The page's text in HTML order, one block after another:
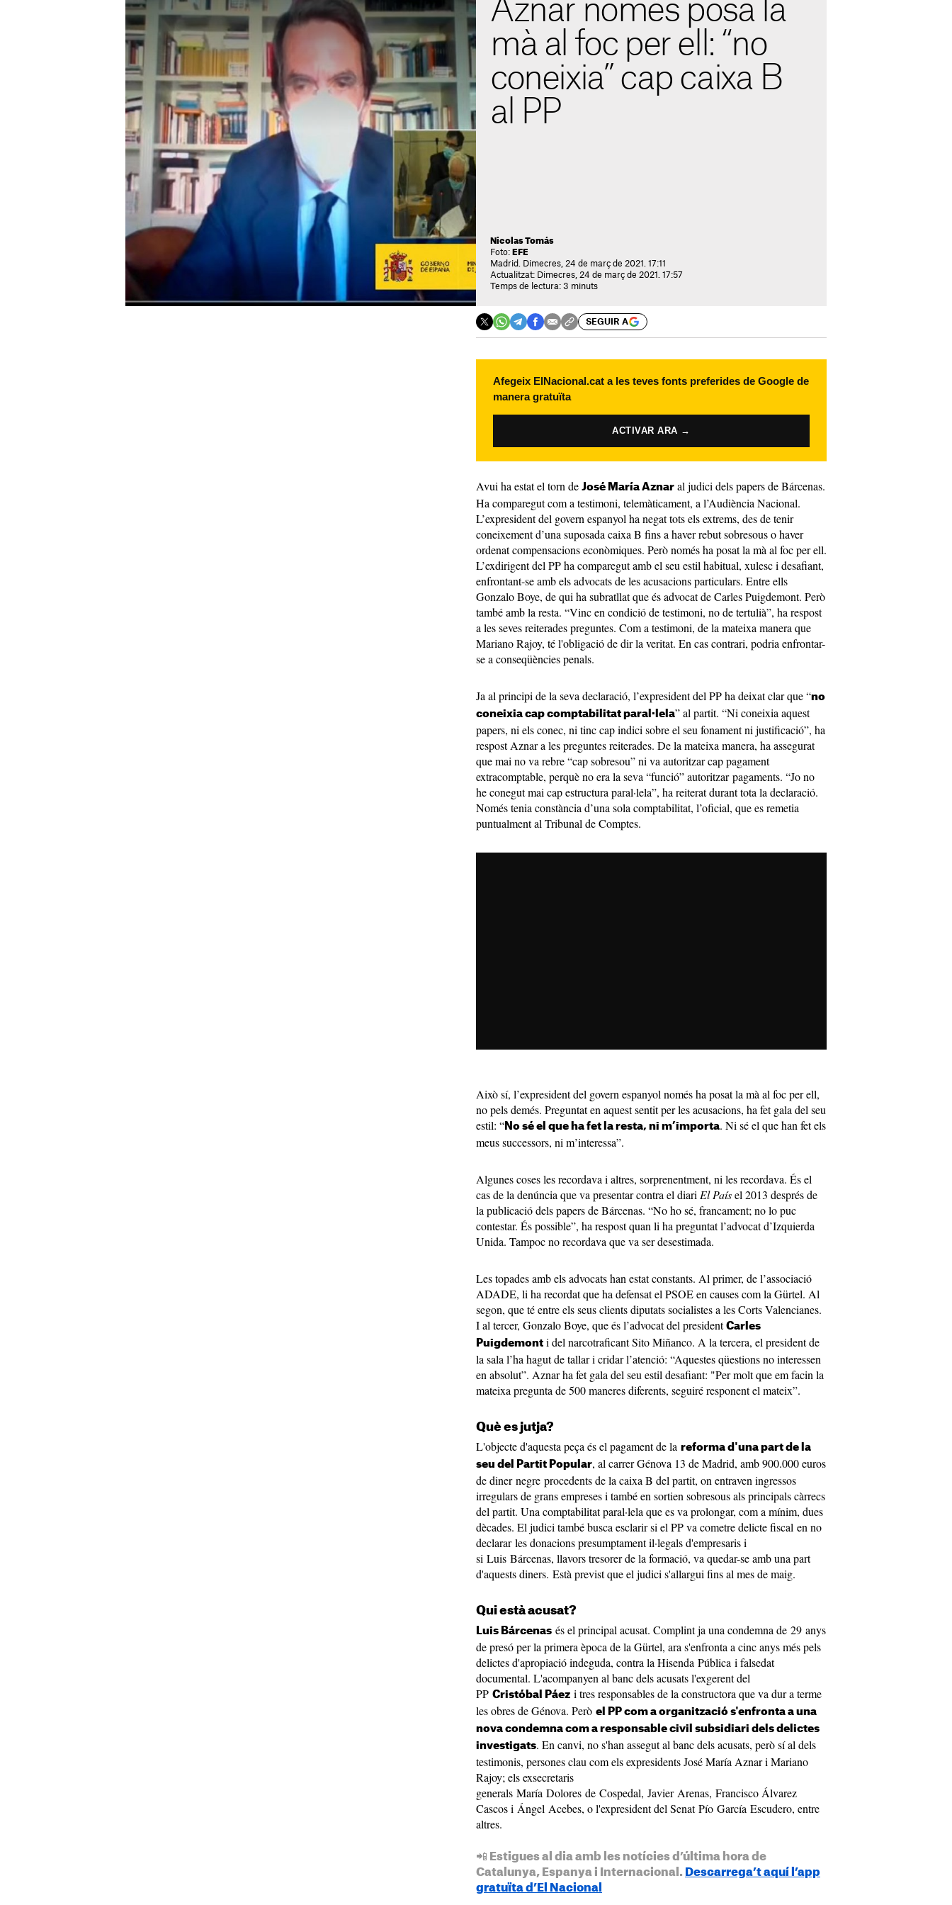
Aznar només posa la
mà al foc per ell: “no
coneixia” cap caixa B
al PP
Nicolas Tomás
Foto: EFE
Madrid. Dimecres, 24 de març de 2021. 17:11
Actualitzat: Dimecres, 24 de març de 2021. 17:57
Temps de lectura: 3 minuts
SEGUIR A
Afegeix ElNacional.cat a les teves fonts preferides de Google de
manera gratuïta
ACTIVAR ARA →
Avui ha estat el torn de José María Aznar al judici dels papers de Bárcenas.
Ha comparegut com a testimoni, telemàticament, a l’Audiència Nacional.
L’expresident del govern espanyol ha negat tots els extrems, des de tenir
coneixement d’una suposada caixa B fins a haver rebut sobresous o haver
ordenat compensacions econòmiques. Però només ha posat la mà al foc per ell.
L’exdirigent del PP ha comparegut amb el seu estil habitual, xulesc i desafiant,
enfrontant-se amb els advocats de les acusacions particulars. Entre ells
Gonzalo Boye, de qui ha subratllat que és advocat de Carles Puigdemont. Però
també amb la resta. “Vinc en condició de testimoni, no de tertulià”, ha respost
a les seves reiterades preguntes. Com a testimoni, de la mateixa manera que
Mariano Rajoy, té l'obligació de dir la veritat. En cas contrari, podria enfrontar-
se a conseqüències penals.
Ja al principi de la seva declaració, l’expresident del PP ha deixat clar que “no
coneixia cap comptabilitat paral·lela” al partit. “Ni coneixia aquest
papers, ni els conec, ni tinc cap indici sobre el seu fonament ni justificació”, ha
respost Aznar a les preguntes reiterades. De la mateixa manera, ha assegurat
que mai no va rebre “cap sobresou” ni va autoritzar cap pagament
extracomptable, perquè no era la seva “funció” autoritzar pagaments. “Jo no
he conegut mai cap estructura paral·lela”, ha reiterat durant tota la declaració.
Només tenia constància d’una sola comptabilitat, l’oficial, que es remetia
puntualment al Tribunal de Comptes.
Això sí, l’expresident del govern espanyol només ha posat la mà al foc per ell,
no pels demés. Preguntat en aquest sentit per les acusacions, ha fet gala del seu
estil: “ No sé el que ha fet la resta, ni m’importa. Ni sé el que han fet els
meus successors, ni m’interessa”.
Algunes coses les recordava i altres, sorprenentment, ni les recordava. És el
cas de la denúncia que va presentar contra el diariEl Paísel 2013 després de
la publicació dels papers de Bárcenas. “No ho sé, francament; no lo puc
contestar. És possible”, ha respost quan li ha preguntat l’advocat d’Izquierda
Unida. Tampoc no recordava que va ser desestimada.
Les topades amb els advocats han estat constants. Al primer, de l’associació
ADADE, li ha recordat que ha defensat el PSOE en causes com la Gürtel. Al
segon, que té entre els seus clients diputats socialistes a les Corts Valencianes.
I al tercer, Gonzalo Boye, que és l’advocat del president Carles
Puigdemont i del narcotraficant Sito Miñanco. A la tercera, el president de
la sala l’ha hagut de tallar i cridar l’atenció: “Aquestes qüestions no interessen
en absolut”. Aznar ha fet gala del seu estil desafiant: "Per molt que em facin la
mateixa pregunta de 500 maneres diferents, seguiré responent el mateix”.
Què es jutja?
L'objecte d'aquesta peça és el pagament de la reforma d'una part de la
seu del Partit Popular, al carrer Génova 13 de Madrid, amb 900.000 euros
de diner negre procedents de la caixa B del partit, on entraven ingressos
irregulars de grans empreses i també en sortien sobresous als principals càrrecs
del partit. Una comptabilitat paral·lela que es va prolongar, com a mínim, dues
dècades. El judici també busca esclarir si el PP va cometre delicte fiscal en no
declarar les donacions presumptament il·legals d'empresaris i
si Luis Bárcenas, llavors tresorer de la formació, va quedar-se amb una part
d'aquests diners. Està previst que el judici s'allargui fins al mes de maig.
Qui està acusat?
Luis Bárcenas és el principal acusat. Complint ja una condemna de 29 anys
de presó per la primera època de la Gürtel, ara s'enfronta a cinc anys més pels
delictes d'apropiació indeguda, contra la Hisenda Pública i falsedat
documental. L'acompanyen al banc dels acusats l'exgerent del
PP Cristóbal Páez i tres responsables de la constructora que va dur a terme
les obres de Génova. Però el PP com a organització s'enfronta a una
nova condemna com a responsable civil subsidiari dels delictes
investigats. En canvi, no s'han assegut al banc dels acusats, però sí al dels
testimonis, persones clau com els expresidents José María Aznar i Mariano
Rajoy; els exsecretaris
generals María Dolores de Cospedal, Javier Arenas, Francisco Álvarez
Cascos i Ángel Acebes, o l'expresident del Senat Pío García Escudero, entre
altres.
📲 Estigues al dia amb les notícies d’última hora de
Catalunya, Espanya i Internacional. Descarrega’t aquí l’app
gratuïta d’El Nacional